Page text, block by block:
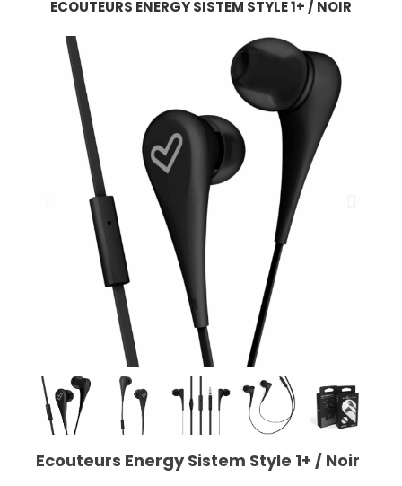
ECOUTEURS ENERGY SISTEM STYLE 1+ / NOIR
Ecouteurs Energy Sistem Style 1+ / Noir